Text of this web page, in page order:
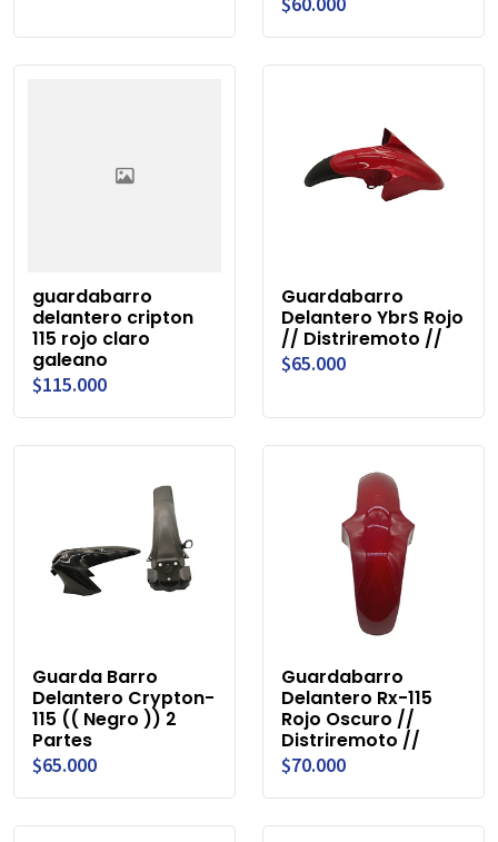
guardabarro
delantero cripton
115 rojo claro
galeano
$115.000
Guardabarro
Delantero YbrS Rojo
// Distriremoto //
$65.000
Guarda Barro
Delantero Crypton-
115 (( Negro )) 2
Partes
$65.000
Guardabarro
Delantero Rx-115
Rojo Oscuro //
Distriremoto //
$70.000